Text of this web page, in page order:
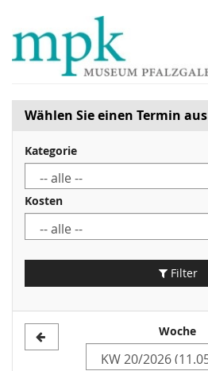
Haupt-
Inhalt
springen
Wählen Sie einen Termin aus
Kategorie
Kosten
Filter
zur
Woche